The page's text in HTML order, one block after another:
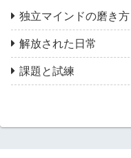
独立マインドの磨き方
解放された日常
課題と試練